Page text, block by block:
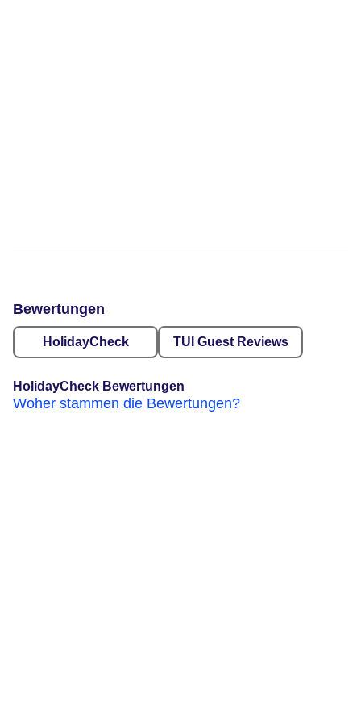
Bewertungen
HolidayCheck TUI Guest Reviews
HolidayCheck Bewertungen
Woher stammen die Bewertungen?